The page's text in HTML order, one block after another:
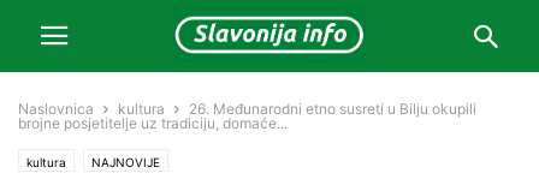
Naslovnica kultura
26. Međunarodni etno susreti u Bilju okupili
brojne posjetitelje uz tradiciju, domaće...
kultura NAJNOVIJE